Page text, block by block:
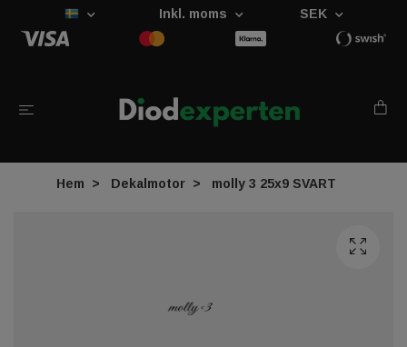
Inkl. moms SEK
Hem Dekalmotor molly 3 25x9 SVART